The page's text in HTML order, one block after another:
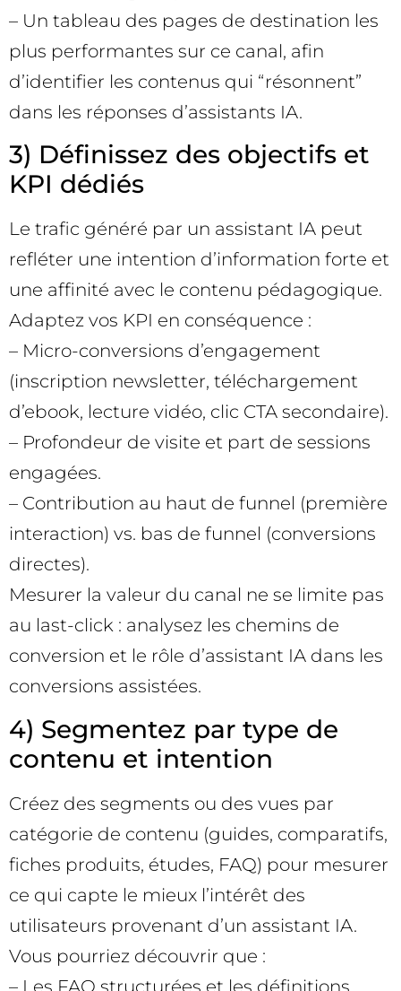
– Un tableau des pages de destination les
plus performantes sur ce canal, afin
d’identifier les contenus qui “résonnent”
dans les réponses d’assistants IA.
3) Définissez des objectifs et
KPI dédiés
Le trafic généré par un assistant IA peut
refléter une intention d’information forte et
une affinité avec le contenu pédagogique.
Adaptez vos KPI en conséquence :
– Micro-conversions d’engagement
(inscription newsletter, téléchargement
d’ebook, lecture vidéo, clic CTA secondaire).
– Profondeur de visite et part de sessions
engagées.
– Contribution au haut de funnel (première
interaction) vs. bas de funnel (conversions
directes).
Mesurer la valeur du canal ne se limite pas
au last-click : analysez les chemins de
conversion et le rôle d’assistant IA dans les
conversions assistées.
4) Segmentez par type de
contenu et intention
Créez des segments ou des vues par
catégorie de contenu (guides, comparatifs,
fiches produits, études, FAQ) pour mesurer
ce qui capte le mieux l’intérêt des
utilisateurs provenant d’un assistant IA.
Vous pourriez découvrir que :
– Les FAQ structurées et les définitions